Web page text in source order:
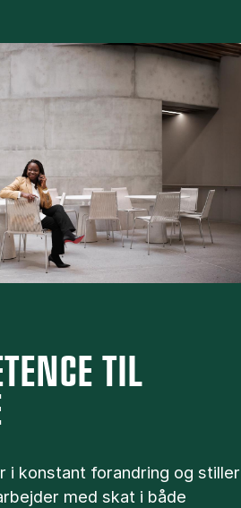
TIL
i konstant forandring og stiller
med skat i både